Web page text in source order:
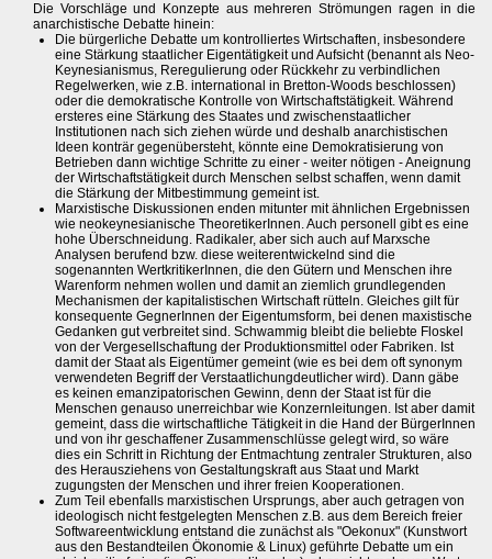
Die Vorschläge und Konzepte aus mehreren Strömungen ragen in die
anarchistische Debatte hinein:
Die bürgerliche Debatte um kontrolliertes Wirtschaften, insbesondere
eine Stärkung staatlicher Eigentätigkeit und Aufsicht (benannt als Neo-
Keynesianismus, Reregulierung oder Rückkehr zu verbindlichen
Regelwerken, wie z.B. international in Bretton-Woods beschlossen)
oder die demokratische Kontrolle von Wirtschaftstätigkeit. Während
ersteres eine Stärkung des Staates und zwischenstaatlicher
Institutionen nach sich ziehen würde und deshalb anarchistischen
Ideen konträr gegenübersteht, könnte eine Demokratisierung von
Betrieben dann wichtige Schritte zu einer - weiter nötigen - Aneignung
der Wirtschaftstätigkeit durch Menschen selbst schaffen, wenn damit
die Stärkung der Mitbestimmung gemeint ist.
Marxistische Diskussionen enden mitunter mit ähnlichen Ergebnissen
wie neokeynesianische TheoretikerInnen. Auch personell gibt es eine
hohe Überschneidung. Radikaler, aber sich auch auf Marxsche
Analysen berufend bzw. diese weiterentwickelnd sind die
sogenannten WertkritikerInnen, die den Gütern und Menschen ihre
Warenform nehmen wollen und damit an ziemlich grundlegenden
Mechanismen der kapitalistischen Wirtschaft rütteln. Gleiches gilt für
konsequente GegnerInnen der Eigentumsform, bei denen maxistische
Gedanken gut verbreitet sind. Schwammig bleibt die beliebte Floskel
von der Vergesellschaftung der Produktionsmittel oder Fabriken. Ist
damit der Staat als Eigentümer gemeint (wie es bei dem oft synonym
verwendeten Begriff der Verstaatlichungdeutlicher wird). Dann gäbe
es keinen emanzipatorischen Gewinn, denn der Staat ist für die
Menschen genauso unerreichbar wie Konzernleitungen. Ist aber damit
gemeint, dass die wirtschaftliche Tätigkeit in die Hand der BürgerInnen
und von ihr geschaffener Zusammenschlüsse gelegt wird, so wäre
dies ein Schritt in Richtung der Entmachtung zentraler Strukturen, also
des Herausziehens von Gestaltungskraft aus Staat und Markt
zugungsten der Menschen und ihrer freien Kooperationen.
Zum Teil ebenfalls marxistischen Ursprungs, aber auch getragen von
ideologisch nicht festgelegten Menschen z.B. aus dem Bereich freier
Softwareentwicklung entstand die zunächst als "Oekonux" (Kunstwort
aus den Bestandteilen Ökonomie & Linux) geführte Debatte um ein